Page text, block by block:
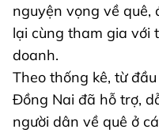
nguyện vọng về quê,
lại cùng tham gia với
doanh.
Theo thống kê, từ
Đồng Nai đã hỗ trợ,
người dân về quê ở